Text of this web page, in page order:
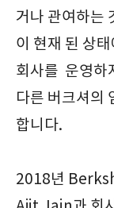
거나 관여하는
이 현재 된 상
회사를 운영하
다른 버크셔의
합니다.
2018년